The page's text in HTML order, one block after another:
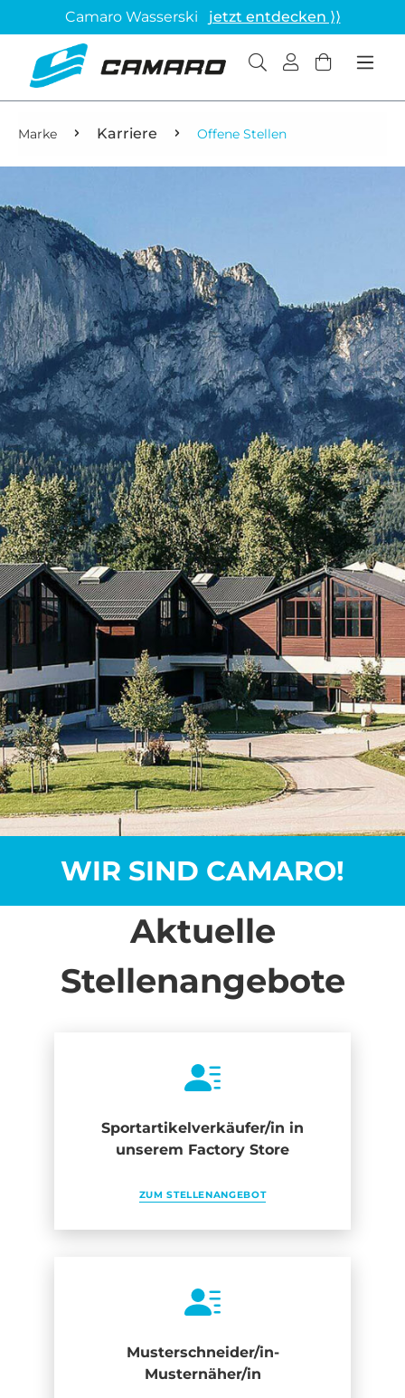
Camaro Wasserski jetzt entdecken ⟩⟩
Marke Karriere Offene Stellen
WIR SIND CAMARO!
Aktuelle
Stellenangebote
Sportartikelverkäufer/in in
unserem Factory Store
ZUM STELLENANGEBOT
Musterschneider/in-
Musternäher/in